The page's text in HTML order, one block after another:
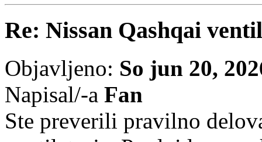
Re: Nissan Qashqai
Objavljeno: So jun 20,
Napisal/-a Fan
Ste preverili pravilno